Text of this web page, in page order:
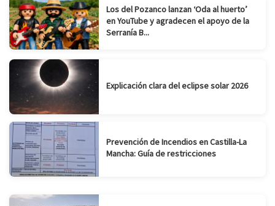
Los del Pozanco lanzan ‘Oda al huerto’
en YouTube y agradecen el apoyo de la
Serranía B...
Explicación clara del eclipse solar 2026
Prevención de Incendios en Castilla-La
Mancha: Guía de restricciones